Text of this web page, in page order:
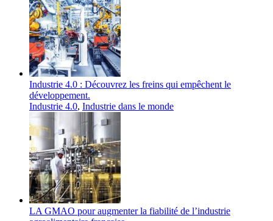
Industrie 4.0 : Découvrez les freins qui empêchent le
développement.
Industrie 4.0, Industrie dans le monde
LA GMAO pour augmenter la fiabilité de l’industrie